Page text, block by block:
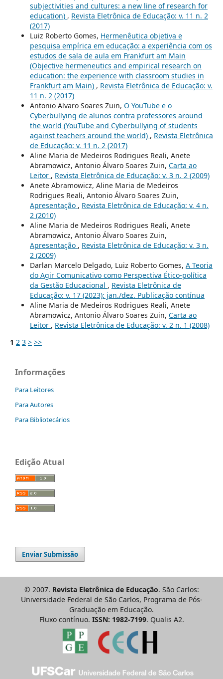
subjectivities and cultures: a new line of research for
education) , Revista Eletrônica de Educação: v. 11 n. 2
(2017)
Luiz Roberto Gomes, Hermenêutica objetiva e
pesquisa empírica em educação: a experiência com os
estudos de sala de aula em Frankfurt am Main
(Objective hermeneutics and empirical research on
education: the experience with classroom studies in
Frankfurt am Main) , Revista Eletrônica de Educação: v.
11 n. 2 (2017)
Antonio Alvaro Soares Zuin, O YouTube e o
Cyberbullying de alunos contra professores around
the world (YouTube and Cyberbullying of students
against teachers around the world) , Revista Eletrônica
de Educação: v. 11 n. 2 (2017)
Aline Maria de Medeiros Rodrigues Reali, Anete
Abramowicz, Antonio Álvaro Soares Zuin, Carta ao
Leitor , Revista Eletrônica de Educação: v. 3 n. 2 (2009)
Anete Abramowicz, Aline Maria de Medeiros
Rodrigues Reali, Antonio Álvaro Soares Zuin,
Apresentação , Revista Eletrônica de Educação: v. 4 n.
2 (2010)
Aline Maria de Medeiros Rodrigues Reali, Anete
Abramowicz, Antonio Álvaro Soares Zuin,
Apresentação , Revista Eletrônica de Educação: v. 3 n.
2 (2009)
Darlan Marcelo Delgado, Luiz Roberto Gomes, A Teoria
do Agir Comunicativo como Perspectiva Ético-política
da Gestão Educacional , Revista Eletrônica de
Educação: v. 17 (2023): jan./dez. Publicação contínua
Aline Maria de Medeiros Rodrigues Reali, Anete
Abramowicz, Antonio Álvaro Soares Zuin, Carta ao
Leitor , Revista Eletrônica de Educação: v. 2 n. 1 (2008)
1 2 3 > >>
Informações
Para Leitores
Para Autores
Para Bibliotecários
Edição Atual
Enviar Submissão
© 2007. Revista Eletrônica de Educação. São Carlos:
Universidade Federal de São Carlos, Programa de Pós-
Graduação em Educação.
Fluxo contínuo. ISSN: 1982-7199. Qualis A2.